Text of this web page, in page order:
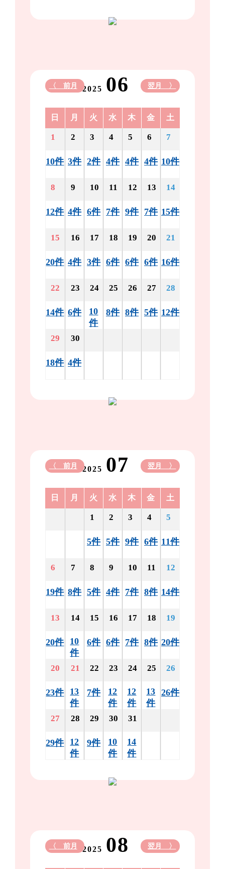
2025 06
〈 前月 翌月 〉
日 月 火 水 木 金 土
1
10件
2
3件
3
2件
4
4件
5
4件
6
4件
7
10件
8
12件
9
4件
10
6件
11
7件
12
9件
13
7件
14
15件
15
20件
16
4件
17
3件
18
6件
19
6件
20
6件
21
16件
22
14件
23
6件
24
10
件
25
8件
26
8件
27
5件
28
12件
29
18件
30
4件
2025 07
〈 前月 翌月 〉
日 月 火 水 木 金 土
1
5件
2
5件
3
9件
4
6件
5
11件
6
19件
7
8件
8
5件
9
4件
10
7件
11
8件
12
14件
13
20件
14
10
件
15
6件
16
6件
17
7件
18
8件
19
20件
20
23件
21
13
件
22
7件
23
12
件
24
12
件
25
13
件
26
26件
27
29件
28
12
件
29
9件
30
10
件
31
14
件
2025 08
〈 前月 翌月 〉